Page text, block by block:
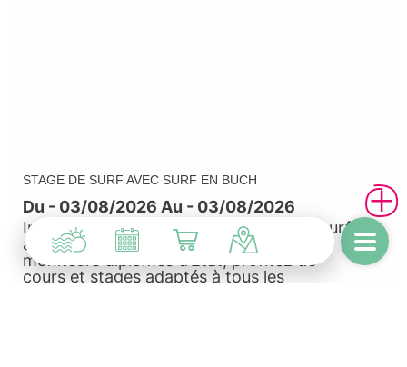
STAGE DE SURF AVEC SURF EN BUCH
Du - 03/08/2026 Au - 03/08/2026
Initiez-vous ou perfectionnez-vous au surf
avec Surf en Buch ! Encadrés par des
moniteurs diplômés d’État, profitez de
cours et stages adaptés à tous les